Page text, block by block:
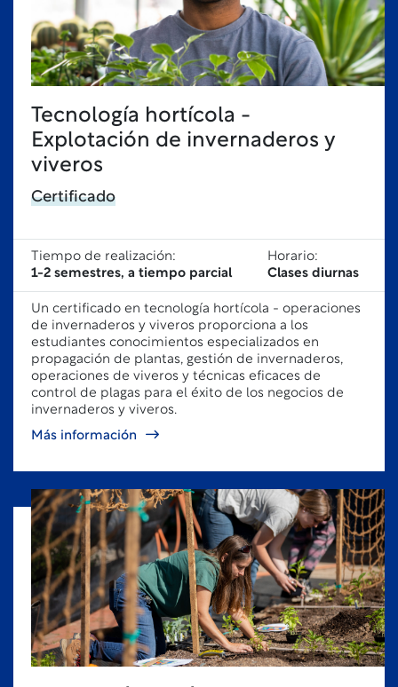
Tecnología hortícola -
Explotación de invernaderos y
viveros
Certificado
Tiempo de realización:
1-2 semestres, a tiempo parcial
Horario:
Clases diurnas
Un certificado en tecnología hortícola - operaciones
de invernaderos y viveros proporciona a los
estudiantes conocimientos especializados en
propagación de plantas, gestión de invernaderos,
operaciones de viveros y técnicas eficaces de
control de plagas para el éxito de los negocios de
invernaderos y viveros.
Más información